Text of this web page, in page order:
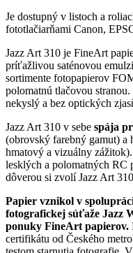
Je dostupný v listoch a
fototlačiarňami Canon,
Jazz Art 310 je FineArt
príťažlivou saténovou
sortimente fotopapierov
polomatnú tlačovou stranou.
nekyslý a bez optických
Jazz Art 310 v sebe spája
(obrovský farebný gamut) a
hmatový a vizuálny
lesklých a polomatných RC
dôverou si zvolí Jazz Art
Papier vznikol v
fotografickej súťaže Jazz
ponuky FineArt papierov.
certifikátu od Českého